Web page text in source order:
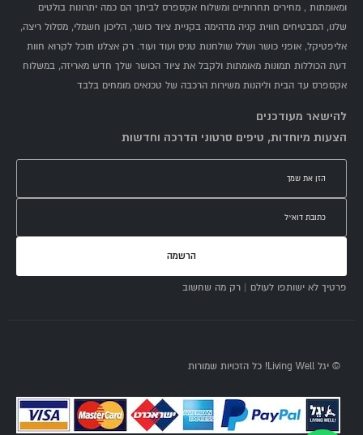
ומאומתות , מחירים תחרותיים ומשלוח אקספרס לביתך הם כמה יתרונות בולטים
שלנו, המבטיחים חווית קניה מדהימה בקניית ציוד כושר, הליכון חשמלי, מסלול ריצה,
אליפטיקל, אופני כושר ושלל שולחנות טניס ועוד ועוד. רק אצלנו תוכל לקרוא חוות
דעת הכוללות תמונות מאומתות ולקבל את ציוד הכושר שלך חדש מאריזה, במשלוח
אקספרס עד הבית וליהנות משירות הרכבה של טכנאים מומחים בלבד
להישאר מעודכנים
הצעות מיוחדות, טיפים סרטוני הדרכה וחדשות
הרשמה
פרטיך לא ישותפו לעולם | רק מה שחשוב
© יגל Living Well! כל הזכויות שמורות